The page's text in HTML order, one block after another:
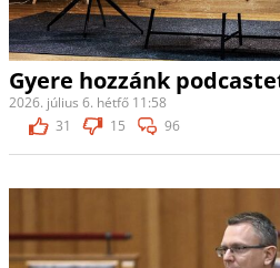
Gyere hozzánk
2026. július 6. hétfő 11:58
31
15 96